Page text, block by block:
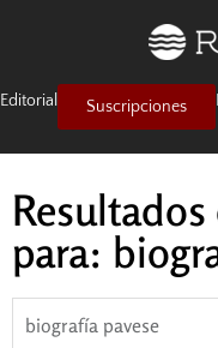
Editorial Suscripciones
para: